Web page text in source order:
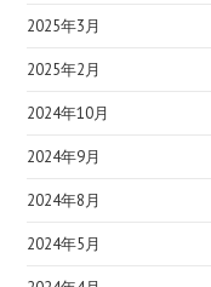
2025年3月
2025年2月
2024年10月
2024年9月
2024年8月
2024年5月